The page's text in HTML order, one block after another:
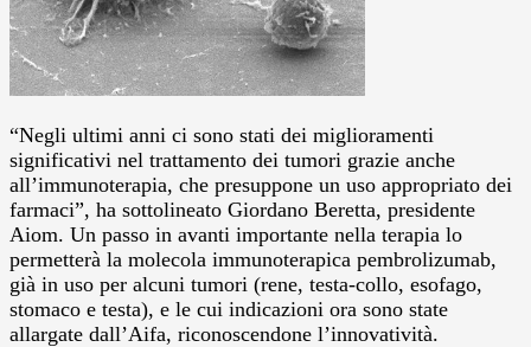
“Negli ultimi anni ci sono stati dei miglioramenti
significativi nel trattamento dei tumori grazie anche
all’immunoterapia, che presuppone un uso appropriato dei
farmaci”, ha sottolineato Giordano Beretta, presidente
Aiom. Un passo in avanti importante nella terapia lo
permetterà la molecola immunoterapica pembrolizumab,
già in uso per alcuni tumori (rene, testa-collo, esofago,
stomaco e testa), e le cui indicazioni ora sono state
allargate dall’Aifa, riconoscendone l’innovatività.